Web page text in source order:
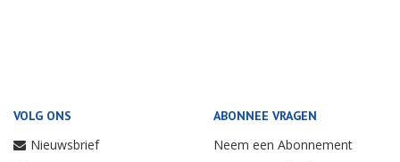
VOLG ONS
Nieuwsbrief
ABONNEE VRAGEN
Neem een Abonnement